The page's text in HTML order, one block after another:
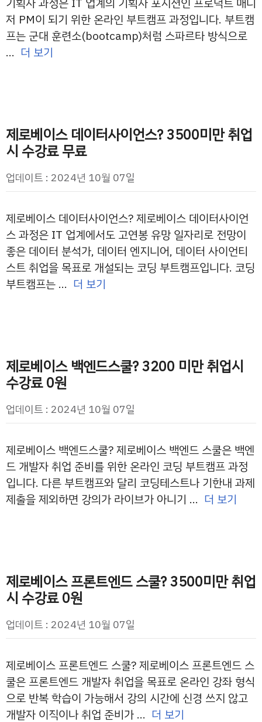
저 PM이 되기 위한 온라인 부트캠프 과정입니다. 부트캠
프는 군대 훈련소(bootcamp)처럼 스파르타 방식으로
… 더 보기
제로베이스 데이터사이언스? 3500미만 취업
시 수강료 무료
업데이트 : 2024년 10월 07일
제로베이스 데이터사이언스? 제로베이스 데이터사이언
스 과정은 IT 업계에서도 고연봉 유망 일자리로 전망이
좋은 데이터 분석가, 데이터 엔지니어, 데이터 사이언티
스트 취업을 목표로 개설되는 코딩 부트캠프입니다. 코딩
부트캠프는 … 더 보기
제로베이스 백엔드스쿨? 3200 미만 취업시
수강료 0원
업데이트 : 2024년 10월 07일
제로베이스 백엔드스쿨? 제로베이스 백엔드 스쿨은 백엔
드 개발자 취업 준비를 위한 온라인 코딩 부트캠프 과정
입니다. 다른 부트캠프와 달리 코딩테스트나 기한내 과제
제출을 제외하면 강의가 라이브가 아니기 … 더 보기
제로베이스 프론트엔드 스쿨? 3500미만 취업
시 수강료 0원
업데이트 : 2024년 10월 07일
제로베이스 프론트엔드 스쿨? 제로베이스 프론트엔드 스
쿨은 프론트엔드 개발자 취업을 목표로 온라인 강좌 형식
으로 반복 학습이 가능해서 강의 시간에 신경 쓰지 않고
개발자 이직이나 취업 준비가 … 더 보기